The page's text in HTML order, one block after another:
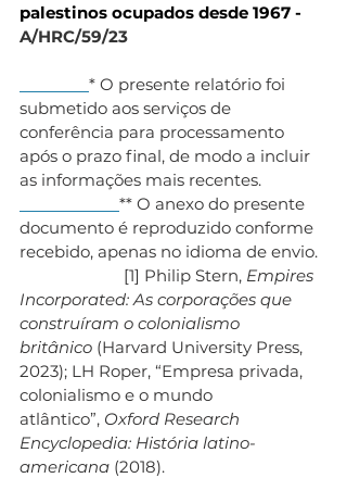
palestinos ocupados desde 1967 -
A/HRC/59/23
* O presente relatório foi
submetido aos serviços de
conferência para processamento
após o prazo final, de modo a incluir
as informações mais recentes.
** O anexo do presente
documento é reproduzido conforme
recebido, apenas no idioma de envio.
[1] Philip Stern, Empires
Incorporated: As corporações que
construíram o colonialismo
britânico (Harvard University Press,
2023); LH Roper, “Empresa privada,
colonialismo e o mundo
atlântico”, Oxford Research
Encyclopedia: História latino-
americana (2018).